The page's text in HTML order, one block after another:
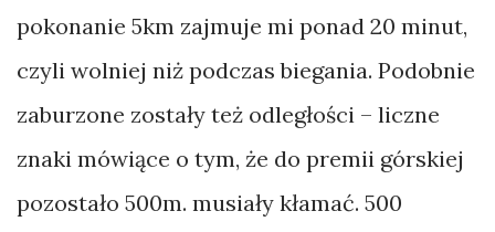
pokonanie 5km zajmuje mi ponad 20 minut,
czyli wolniej niż podczas biegania. Podobnie
zaburzone zostały też odległości – liczne
znaki mówiące o tym, że do premii górskiej
pozostało 500m. musiały kłamać. 500